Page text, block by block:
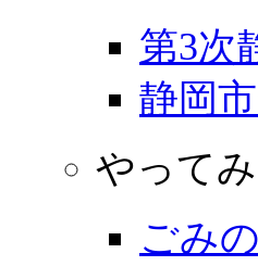
第3次
静岡
やって
ごみ